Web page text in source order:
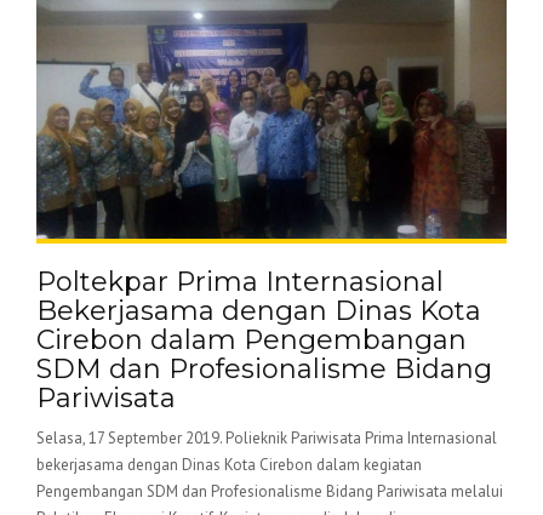
Poltekpar Prima Internasional
Bekerjasama dengan Dinas Kota
Cirebon dalam Pengembangan
SDM dan Profesionalisme Bidang
Pariwisata
Selasa, 17 September 2019. Polieknik Pariwisata Prima Internasional
bekerjasama dengan Dinas Kota Cirebon dalam kegiatan
Pengembangan SDM dan Profesionalisme Bidang Pariwisata melalui